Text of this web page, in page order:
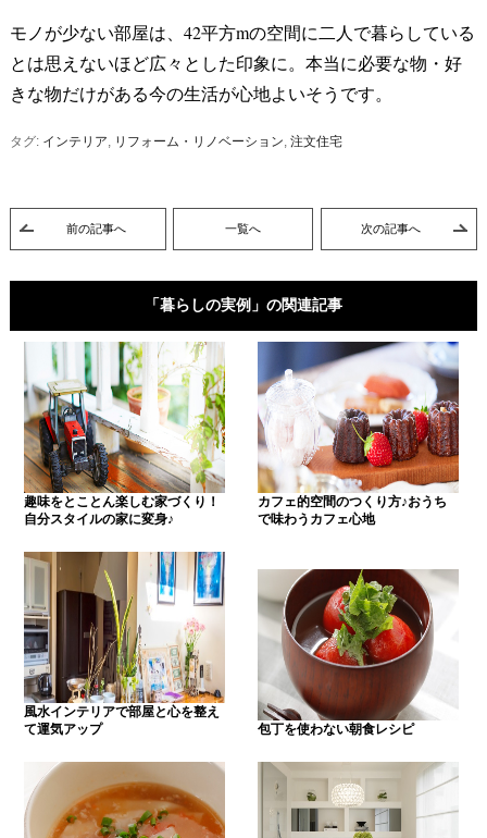
モノが少ない部屋は、42平方mの空間に二人で暮らしている
とは思えないほど広々とした印象に。本当に必要な物・好
きな物だけがある今の生活が心地よいそうです。
タグ: インテリア, リフォーム・リノベーション, 注文住宅
前の記事へ 一覧へ 次の記事へ
「暮らしの実例」の関連記事
趣味をとことん楽しむ家づくり！
自分スタイルの家に変身♪
カフェ的空間のつくり方♪おうち
で味わうカフェ心地
風水インテリアで部屋と心を整え
て運気アップ
包丁を使わない朝食レシピ